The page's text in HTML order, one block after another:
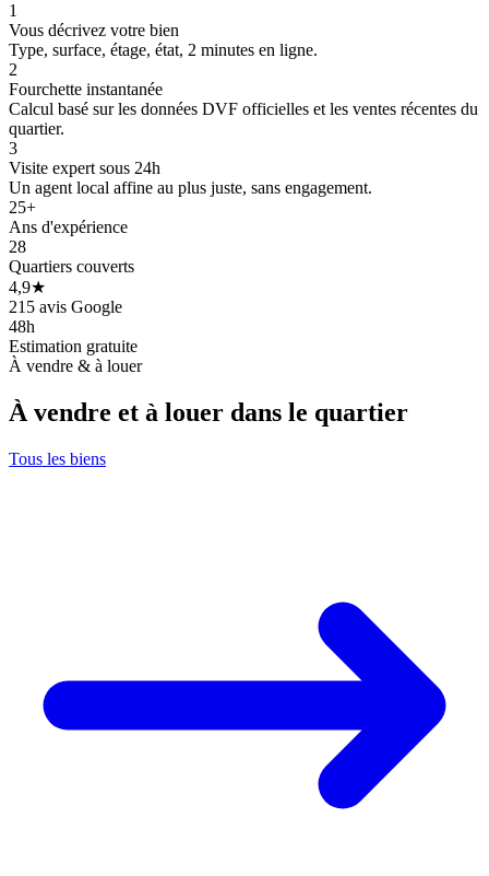
1
Vous décrivez votre bien
Type, surface, étage, état, 2 minutes en ligne.
2
Fourchette instantanée
Calcul basé sur les données DVF officielles et les ventes récentes du
quartier.
3
Visite expert sous 24h
Un agent local affine au plus juste, sans engagement.
25+
Ans d'expérience
28
Quartiers couverts
4,9★
215 avis Google
48h
Estimation gratuite
À vendre & à louer
À vendre et à louer dans le quartier
Tous les biens